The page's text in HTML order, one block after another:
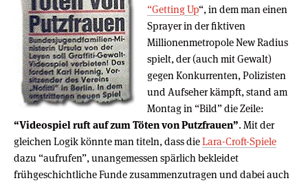
“Getting Up“, in dem man einen
Sprayer in der fiktiven
Millionenmetropole New Radius
spielt, der (auch mit Gewalt)
gegen Konkurrenten, Polizisten
und Aufseher kämpft, stand am
Montag in “Bild” die Zeile:
“Videospiel ruft auf zum Töten von Putzfrauen”. Mit der
gleichen Logik könnte man titeln, dass dieLara-Croft-Spiele
dazu “aufrufen”, unangemessen spärlich bekleidet
frühgeschichtliche Funde zusammenzutragen und dabei auch